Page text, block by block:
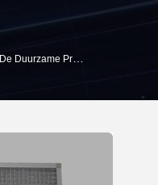
De Duurzame Pre Van De Het Aluminium Netto Weerstand Van De Luchtfilter Primaire Filter Op Hoge Temperatuur